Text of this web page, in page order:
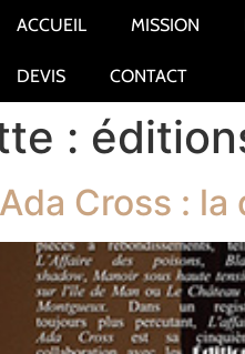
ACCUEIL MISSION
DEVIS CONTACT
:
Ada Cross :